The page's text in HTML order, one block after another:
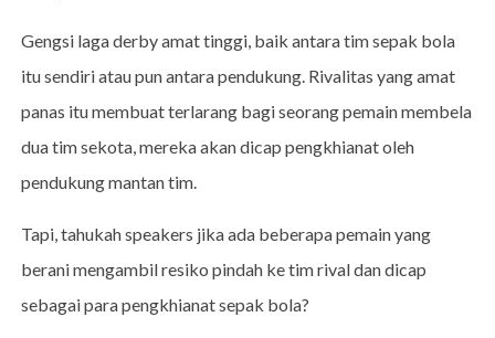
Gengsi laga derby amat tinggi, baik antara tim sepak bola
itu sendiri atau pun antara pendukung. Rivalitas yang amat
panas itu membuat terlarang bagi seorang pemain membela
dua tim sekota, mereka akan dicap pengkhianat oleh
pendukung mantan tim.
Tapi, tahukah speakers jika ada beberapa pemain yang
berani mengambil resiko pindah ke tim rival dan dicap
sebagai para pengkhianat sepak bola?